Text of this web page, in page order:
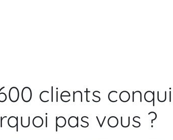
clients
pas vous ?